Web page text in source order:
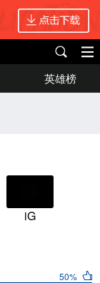
英雄榜
iG
50%